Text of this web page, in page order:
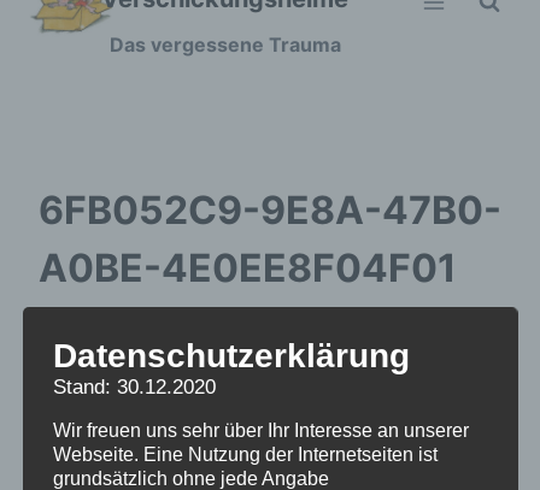
Zum
Das vergessene Trauma
6FB052C9-9E8A-47B0-
A0BE-4E0EE8F04F01
Datenschutzerklärung
Stand: 30.12.2020
Wir freuen uns sehr über Ihr Interesse an unserer
Webseite. Eine Nutzung der Internetseiten ist
grundsätzlich ohne jede Angabe